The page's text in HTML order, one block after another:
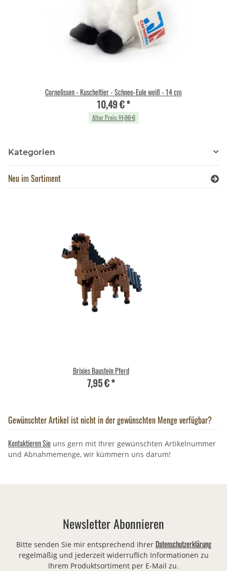
Cornelissen - Kuscheltier - Schnee-Eule weiß - 14 cm
10,49 €*
Alter Preis:11,90 €
Kategorien
Neu im Sortiment
Brixies Baustein Pferd
7,95 €*
Gewünschter Artikel ist nicht in der gewünschten Menge verfügbar?
Kontaktieren Sie uns gern mit Ihrer gewünschten Artikelnummer
und Abnahmemenge, wir kümmern uns darum!
Newsletter Abonnieren
Bitte senden Sie mir entsprechend Ihrer Datenschutzerklärung
regelmäßig und jederzeit widerruflich Informationen zu
Ihrem Produktsortiment per E-Mail zu.